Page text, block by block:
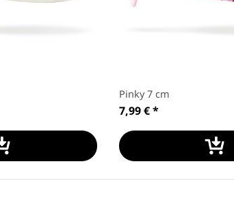
Pinky 7 cm
7,99 €*